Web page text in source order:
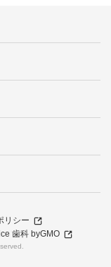
リシー
歯科 byGMO